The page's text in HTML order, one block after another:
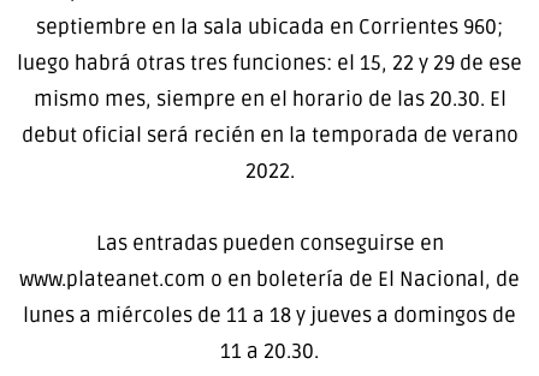
septiembre en la sala ubicada en Corrientes 960;
luego habrá otras tres funciones: el 15, 22 y 29 de ese
mismo mes, siempre en el horario de las 20.30. El
debut oficial será recién en la temporada de verano
2022.
Las entradas pueden conseguirse en
www.plateanet.com o en boletería de El Nacional, de
lunes a miércoles de 11 a 18 y jueves a domingos de
11 a 20.30.